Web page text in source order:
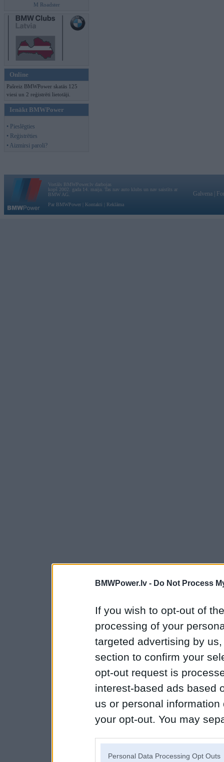
BMWPower.lv - Do Not Process
If you wish to opt-out of
processing of your
targeted advertising by
section to confirm your
opt-out request is
interest-based ads based
us or personal
your opt-out. You may
Personal Data Processing Opt Outs
M Roadster
Online
Pašreiz BMWPower skatās 125
viesi un 2 reģistrēti lietotāji.
Ienākt BMWPower
• Pieslēgties
• Reģistrēties
• Aizmirsi paroli?
Vortāls BMWPower.lv darbojas
kopš 2002. gada 14. maija. Tas nav auto klubs un nav saistīts ar
BMW AG.
Par BMWPower
Kontakti Reklāma
Galvena